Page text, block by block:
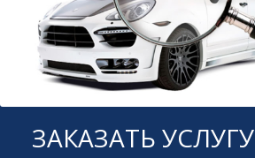
ЗАКАЗАТЬ УСЛУГУ